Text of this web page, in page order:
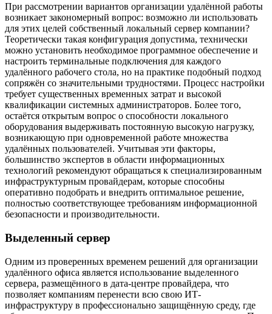
При рассмотрении вариантов организации удалённой работы
возникает закономерный вопрос: возможно ли использовать
для этих целей собственный локальный сервер компании?
Теоретически такая конфигурация допустима, технически
можно установить необходимое программное обеспечение и
настроить терминальные подключения для каждого
удалённого рабочего стола, но на практике подобный подход
сопряжён со значительными трудностями. Процесс настройки
требует существенных временных затрат и высокой
квалификации системных администраторов. Более того,
остаётся открытым вопрос о способности локального
оборудования выдерживать постоянную высокую нагрузку,
возникающую при одновременной работе множества
удалённых пользователей. Учитывая эти факторы,
большинство экспертов в области информационных
технологий рекомендуют обращаться к специализированным
инфраструктурным провайдерам, которые способны
оперативно подобрать и внедрить оптимальное решение,
полностью соответствующее требованиям информационной
безопасности и производительности.
Выделенный сервер
Одним из проверенных временем решений для организации
удалённого офиса является использование выделенного
сервера, размещённого в дата-центре провайдера, что
позволяет компаниям перенести всю свою ИТ-
инфраструктуру в профессионально защищённую среду, где